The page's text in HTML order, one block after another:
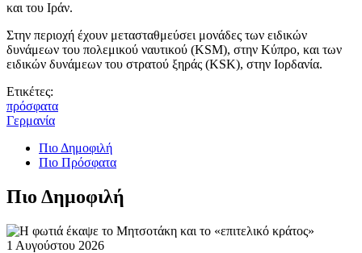
και του Ιράν.
Στην περιοχή έχουν μετασταθμεύσει μονάδες των ειδικών
δυνάμεων του πολεμικού ναυτικού (KSM), στην Κύπρο, και των
ειδικών δυνάμεων του στρατού ξηράς (KSK), στην Ιορδανία.
Ετικέτες:
πρόσφατα
Γερμανία
Πιο Δημοφιλή
Πιο Πρόσφατα
Πιο Δημοφιλή
1 Αυγούστου 2026